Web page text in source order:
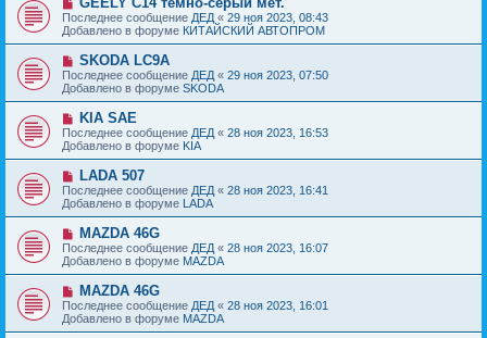
е
н
и
е
с
о
о
б
щ
е
н
и
е
о
в
о
е
с
о
о
б
щ
е
н
и
е
Последнее сообщение ДЕД « 29 ноя 2023, 08:43
Добавлено в форуме КИТАЙСКИЙ АВТОПРОМ
Н
о
в
о
е
с
о
о
б
е
н
и
е
SKODA LC9A
Последнее сообщение ДЕД « 29 ноя 2023, 07:50
Добавлено в форуме SKODA
Н
о
в
о
е
с
о
о
б
щ
е
н
и
е
KIA SAE
Последнее сообщение ДЕД « 28 ноя 2023, 16:53
Добавлено в форуме KIA
Н
о
в
о
е
с
о
о
б
щ
е
н
и
LADA 507
Последнее сообщение ДЕД « 28 ноя 2023, 16:41
Добавлено в форуме LADA
Н
о
в
о
е
с
о
о
б
MAZDA 46G
Последнее сообщение ДЕД « 28 ноя 2023, 16:07
Добавлено в форуме MAZDA
Н
о
в
о
MAZDA 46G
Последнее сообщение ДЕД « 28 ноя 2023, 16:01
Добавлено в форуме MAZDA